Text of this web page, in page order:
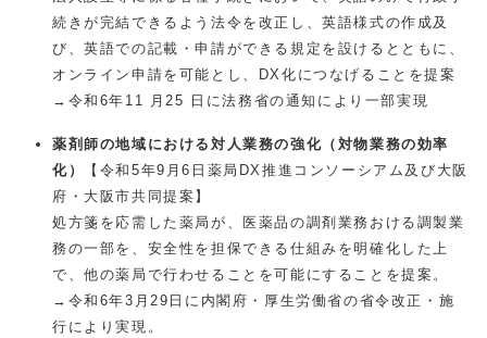
続きが完結できるよう法令を改正し、英語様式の作成及
び、英語での記載・申請ができる規定を設けるとともに、
オンライン申請を可能とし、DX化につなげることを提案
→令和6年11 月25 日に法務省の通知により一部実現
薬剤師の地域における対人業務の強化（対物業務の効率
化）
【令和5年9月6日薬局DX推進コンソーシアム及び大阪
府・大阪市共同提案】
処方箋を応需した薬局が、医薬品の調剤業務おける調製業
務の一部を、安全性を担保できる仕組みを明確化した上
で、他の薬局で行わせることを可能にすることを提案。
→令和6年3月29日に内閣府・厚生労働省の省令改正・施
行により実現。